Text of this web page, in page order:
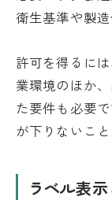
衛生基準や製
許可を得るに
業環境のほか
た要件も必要
が下りないこ
ラベル表